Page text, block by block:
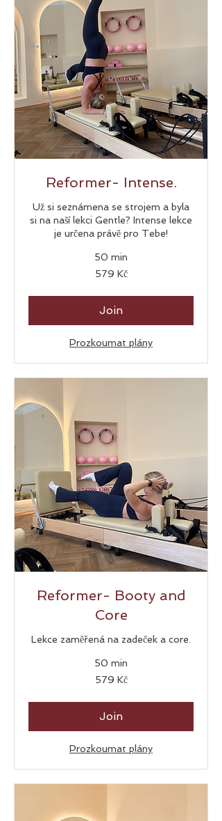
Reformer- Intense.
Už si seznámena se strojem a byla
si na naší lekci Gentle? Intense lekce
je určena právě pro Tebe!
50 min
579 Kč
Join
Prozkoumat plány
Reformer- Booty and
Core
Lekce zaměřená na zadeček a core.
50 min
579 Kč
Join
Prozkoumat plány